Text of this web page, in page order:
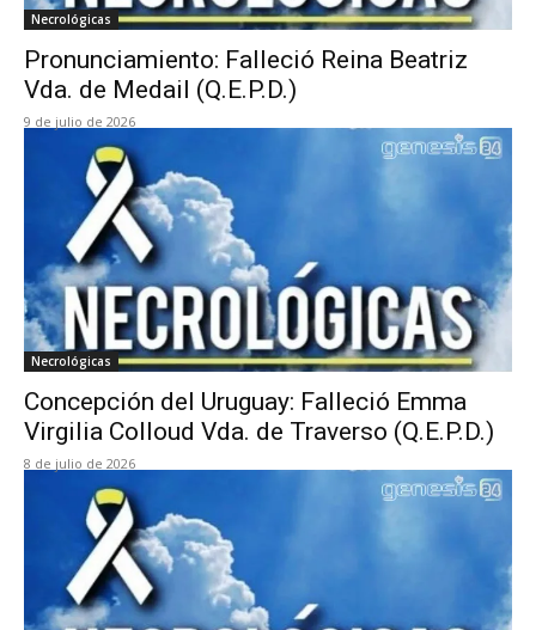
Necrológicas
Pronunciamiento: Falleció Reina Beatriz
Vda. de Medail (Q.E.P.D.)
9 de julio de 2026
Necrológicas
Concepción del Uruguay: Falleció Emma
Virgilia Colloud Vda. de Traverso (Q.E.P.D.)
8 de julio de 2026